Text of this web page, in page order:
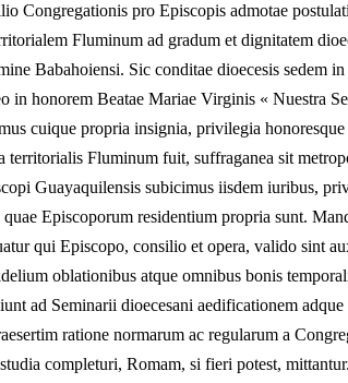
Congregationis pro Episcopis admotae
Fluminum ad gradum et dignitatem
Babahoiensi. Sic conditae dioecesis sedem
in honorem Beatae Mariae Virginis « Nuestra
cuique propria insignia, privilegia honoresque
territorialis Fluminum fuit, suffraganea sit
Guayaquilensis subicimus iisdem iuribus,
Episcoporum residentium propria sunt.
qui Episcopo, consilio et opera, valido sint
oblationibus atque omnibus bonis
ad Seminarii dioecesani aedificationem
ratione normarum ac regularum a
completuri, Romam, si fieri potest,